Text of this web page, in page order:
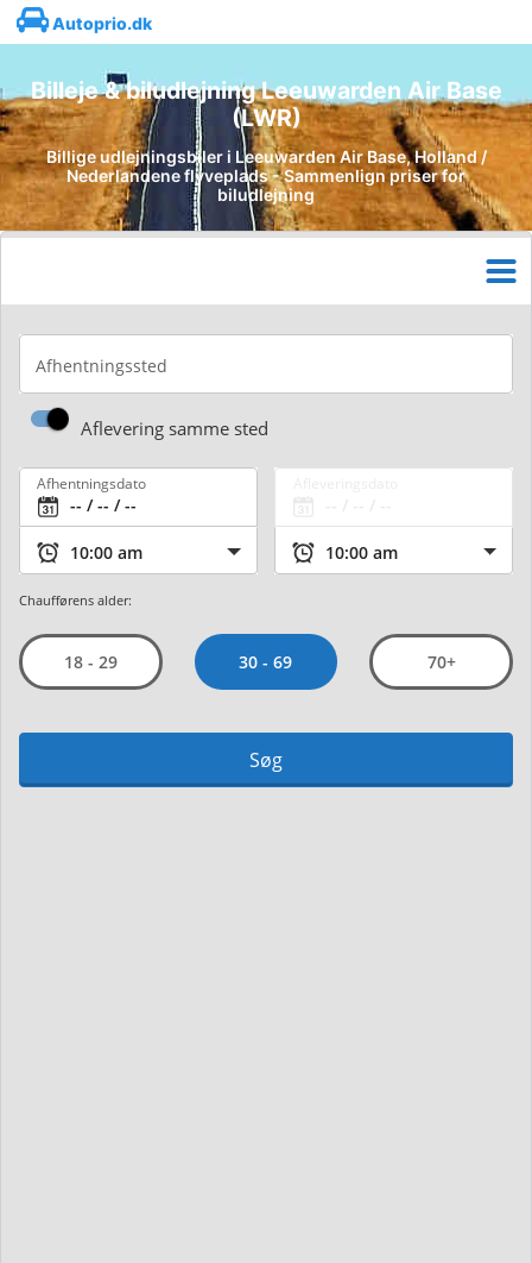
Autoprio.dk
Billeje & biludlejning Leeuwarden Air Base
(LWR)
Billige udlejningsbiler i Leeuwarden Air Base, Holland /
Nederlandene flyveplads - Sammenlign priser for
biludlejning
Afhentningssted
Aflevering samme sted
Afhentningsdato
Chaufførens alder:
18 - 29 30 - 69 70+
Søg